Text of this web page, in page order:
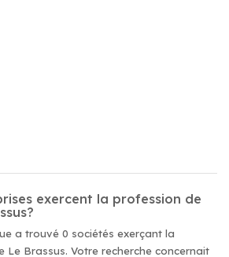
exercent la profession de
a trouvé 0 sociétés exerçant la
Le Brassus. Votre recherche concernait